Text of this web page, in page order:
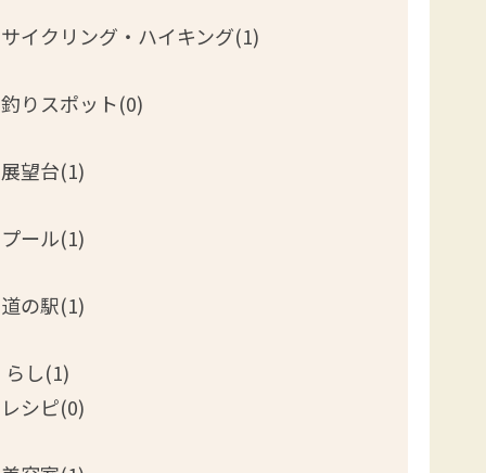
サイクリング・ハイキング(1)
釣りスポット(0)
展望台(1)
プール(1)
道の駅(1)
らし(1)
レシピ(0)